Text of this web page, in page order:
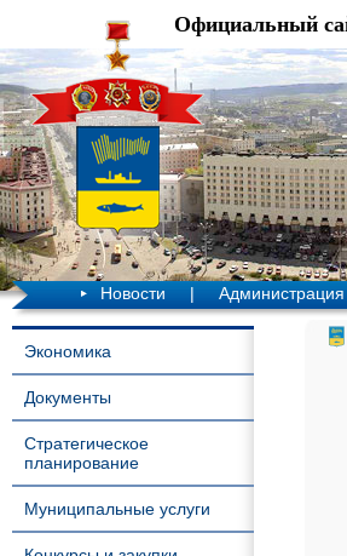
Официальный
Новости | Администрация
Экономика
Документы
Стратегическое
планирование
Муниципальные услуги